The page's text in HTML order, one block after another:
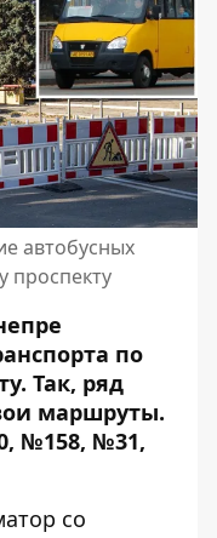
автобусных
проспекту
по
Так, ряд
маршруты.
№158, №31,
со